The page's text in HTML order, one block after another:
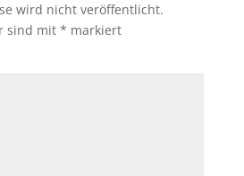
wird nicht veröffentlicht.
sind mit * markiert